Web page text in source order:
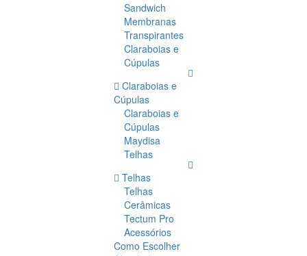
Sandwich
Membranas
Transpirantes
Claraboias e
Cúpulas
Claraboias e
Cúpulas
Claraboias e
Cúpulas
Maydisa
Telhas
Telhas
Telhas
Cerâmicas
Tectum Pro
Acessórios
Como Escolher